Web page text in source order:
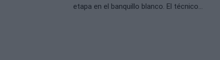
etapa en el banquillo blanco. El técnico